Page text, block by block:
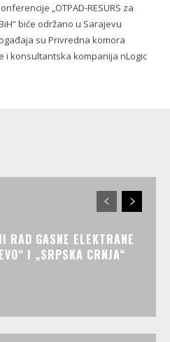
„OTPAD-RESURS za
biće održano u Sarajevu
su Privredna komora
i konsultantska kompanija nLogic
RAD GASNE ELEKTRANE
I „SRPSKA CRNJA“